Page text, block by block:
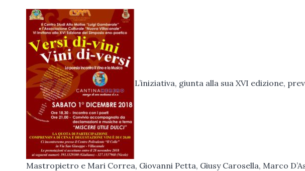
L’iniziativa, giunta alla sua XVI edizione,
Mastropietro e Mari Correa, Giovanni Petta, Giusy Carosella, Marco